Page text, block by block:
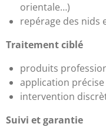
orientale…)
repérage des nids
Traitement ciblé
produits
application
intervention
Suivi et garantie